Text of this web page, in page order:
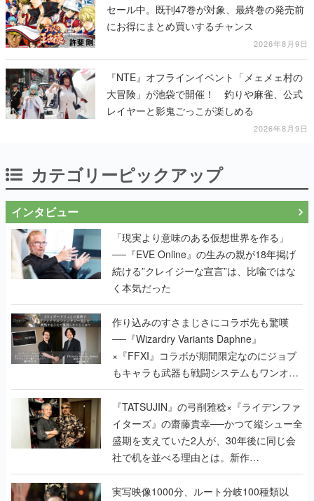
セール中。既刊47巻が対象、最終巻の発売前
にお得にまとめ買いするチャンス
2026年8月9日
『NTE』オフラインイベント「メェメェ村の
大冒険」が池袋で開催！ 釣りや麻雀、公式
レイヤーと影鬼ごっこが楽しめる
2026年8月9日
カテゴリーピックアップ
インタビュー
「現実より意味のある仮想世界を作る」
──『EVE Online』の生みの親が18年掲げ
続ける”クレイジーな宣言”は、比喩ではな
く本気だった
作り込みのすさまじさにコラボ先も驚嘆
──『Wizardry Variants Daphne』
×『FFXI』コラボが期間限定なのにジョブ
もキャラも武器も戦闘システムもワンオフ
で作り込まれた理由を両ディレクターに聞
く
『TATSUJIN』の弓削雅稔×『ライデンファ
イターズ』の齋藤貴幸──かつて縦シュー全
盛期を支えていた2人が、30年後に同じ会
社で机を並べる理由とは。新作
『TATSUJIN EXTREME』で初タッグを組
んだレジェンド2人に訊く開発秘話
実写映像1000分、ルート分岐100種類以